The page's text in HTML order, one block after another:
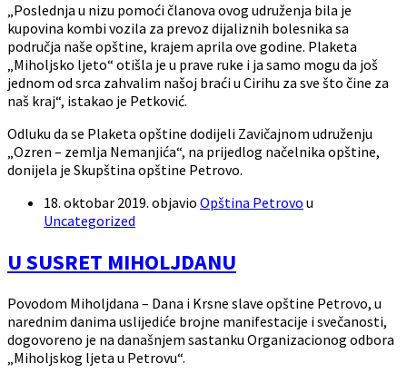
„Poslednja u nizu pomoći članova ovog udruženja bila je
kupovina kombi vozila za prevoz dijaliznih bolesnika sa
područja naše opštine, krajem aprila ove godine. Plaketa
„Miholjsko ljeto“ otišla je u prave ruke i ja samo mogu da još
jednom od srca zahvalim našoj braći u Cirihu za sve što čine za
naš kraj“, istakao je Petković.
Odluku da se Plaketa opštine dodijeli Zavičajnom udruženju
„Ozren – zemlja Nemanjića“, na prijedlog načelnika opštine,
donijela je Skupština opštine Petrovo.
18. oktobar 2019. objavio Opština Petrovo u
Uncategorized
U SUSRET MIHOLJDANU
Povodom Miholjdana – Dana i Krsne slave opštine Petrovo, u
narednim danima uslijediće brojne manifestacije i svečanosti,
dogovoreno je na današnjem sastanku Organizacionog odbora
„Miholjskog ljeta u Petrovu“.